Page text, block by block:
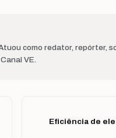
como redator, repórter,
VE.
Eficiência de